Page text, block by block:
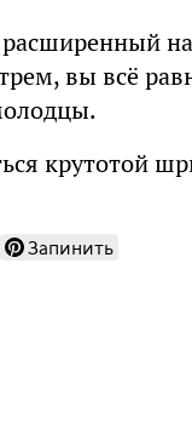
вы всё
крутотой
Запинить